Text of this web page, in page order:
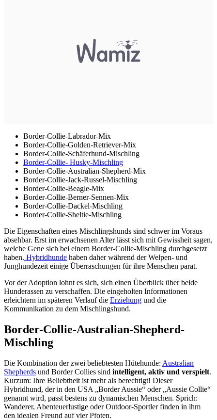
Border-Collie-Labrador-Mix
Border-Collie-Golden-Retriever-Mix
Border-Collie-Schäferhund-Mischling
Border-Collie- Husky-Mischling
Border-Collie-Australian-Shepherd-Mix
Border-Collie-Jack-Russel-Mischling
Border-Collie-Beagle-Mix
Border-Collie-Berner-Sennen-Mix
Border-Collie-Dackel-Mischling
Border-Collie-Sheltie-Mischling
Die Eigenschaften eines Mischlingshunds sind schwer im Voraus
absehbar. Erst im erwachsenen Alter lässt sich mit Gewissheit sagen,
welche Gene sich bei einem Border-Collie-Mischling durchgesetzt
haben. Hybridhunde haben daher während der Welpen- und
Junghundezeit einige Überraschungen für ihre Menschen parat.
Vor der Adoption lohnt es sich, sich einen Überblick über beide
Hunderassen zu verschaffen. Die eingeholten Informationen
erleichtern im späteren Verlauf die Erziehung und die
Kommunikation zu dem Mischlingshund.
Border-Collie-Australian-Shepherd-
Mischling
Die Kombination der zwei beliebtesten Hütehunde: Australian
Shepherds und Border Collies sind intelligent, aktiv und verspielt.
Kurzum: Ihre Beliebtheit ist mehr als berechtigt! Dieser
Hybridhund, der in den USA „Border Aussie“ oder „Aussie Collie“
genannt wird, passt bestens zu dynamischen Menschen. Sprich:
Wanderer, Abenteuerlustige oder Outdoor-Sportler finden in ihm
den idealen Freund auf vier Pfoten.